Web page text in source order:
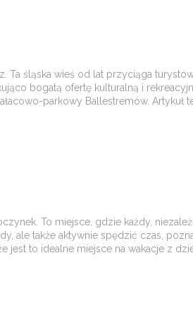
Ta śląska wieś od lat przyciąga
bogatą ofertę kulturalną i
parkowy Ballestremów. Artykuł
To miejsce, gdzie każdy,
ale także aktywnie spędzić czas,
jest to idealne miejsce na wakacje z